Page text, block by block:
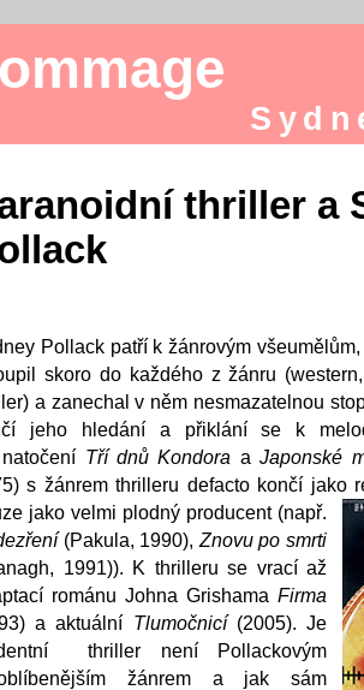
thriller a
Pollack patří k žánrovým
skoro do každého z žánru
a zanechal v něm nesmazatelnou
jeho hledání a přiklání se k
Tří dnů Kondora aJaponské
s žánrem thrilleru defacto končí jako
jako velmi plodný producent (např.
(Pakula, 1990), Znovu po smrti
1991)). K thrilleru se vrací až
románu Johna Grishama Firma
a aktuální Tlumočnicí(2005). Je
thriller není Pollackovým
žánrem a jak sám